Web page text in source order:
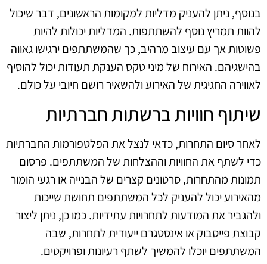
בנוסף, ניתן להעניק מדליות למקומות הראשונים, דבר שיכול
להוות תמריץ נוסף להשתתפות. המדליות יכולות להיות
פשוטות אך עם עיצוב מרהיב, כך שהמשתתפים ירגישו גאווה
בהישגיהם. האירוח של מיני טקס הענקת תעודות יכול להוסיף
לאווירה החגיגית של האירוע ולהשאיר רושם חיובי על כולם.
שיתוף חוויות ברשתות חברתיות
לאחר סיום התחרות, כדאי לנצל את הפלטפורמות החברתיות
כדי לשתף את החוויות וההצלחות של המשתתפים. פרסום
תמונות מהתחרות, סרטונים קצרים של הבנייה או רגעי הומור
מהאירוע יכול להעניק לכל המשתתפים תחושת שייכות
ולהגביר את המודעות לתחרויות עתידיות. כמו כן, ניתן ליצור
קבוצת פייסבוק או אינסטגרם ייעודית לתחרות, שבה
המשתתפים יוכלו להמשיך לשתף רעיונות ופרויקטים.